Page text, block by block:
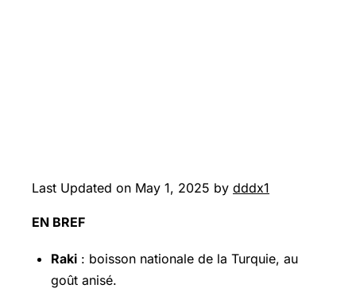
Last Updated on May 1, 2025 by dddx1
EN BREF
Raki : boisson nationale de la Turquie, au
goût anisé.